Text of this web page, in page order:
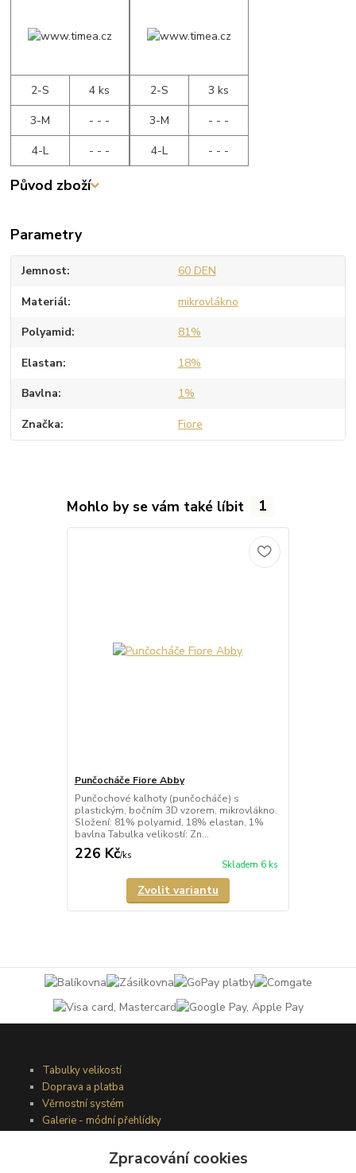
2-S
4 ks
3-M
- - -
4-L
- - -
2-S
3 ks
3-M
- - -
4-L
- - -
Původ zboží
Parametry
Jemnost 60 DEN
Materiál mikrovlákno
Polyamid 81%
Elastan 18%
Bavlna 1%
Značka Fiore
Mohlo by se vám také líbit 1
Punčocháče Fiore Abby
Punčochové kalhoty (punčocháče) s
plastickým, bočním 3D vzorem, mikrovlákno.
Složení: 81% polyamid, 18% elastan, 1%
bavlna Tabulka velikostí: Zn...
226 Kč/ks
Skladem 6 ks
Zvolit variantu
Tabulky velikostí
Doprava a platba
Věrnostní systém
Galerie - módní přehlídky
Zpracování cookies